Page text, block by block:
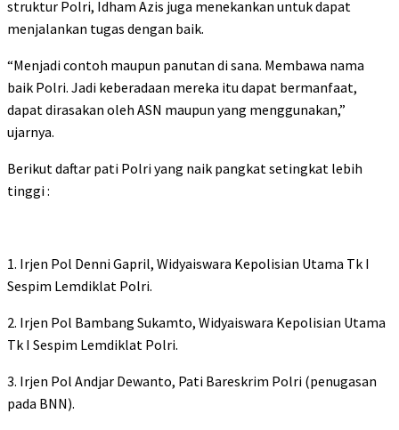
struktur Polri, Idham Azis juga menekankan untuk dapat
menjalankan tugas dengan baik.
“Menjadi contoh maupun panutan di sana. Membawa nama
baik Polri. Jadi keberadaan mereka itu dapat bermanfaat,
dapat dirasakan oleh ASN maupun yang menggunakan,”
ujarnya.
Berikut daftar pati Polri yang naik pangkat setingkat lebih
tinggi :
1. Irjen Pol Denni Gapril, Widyaiswara Kepolisian Utama Tk I
Sespim Lemdiklat Polri.
2. Irjen Pol Bambang Sukamto, Widyaiswara Kepolisian Utama
Tk I Sespim Lemdiklat Polri.
3. Irjen Pol Andjar Dewanto, Pati Bareskrim Polri (penugasan
pada BNN).